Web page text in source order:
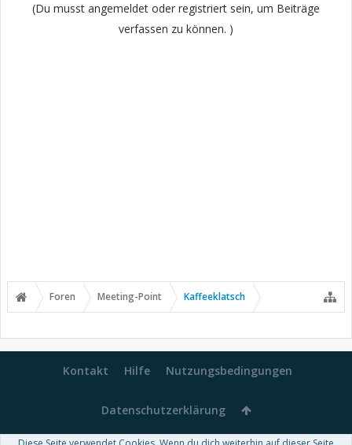
(Du musst angemeldet oder registriert sein, um Beiträge
verfassen zu können. )
Foren Meeting-Point Kaffeeklatsch
Kontakt Hilfe Nutzungsbedingungen
Datenschutzerklärung